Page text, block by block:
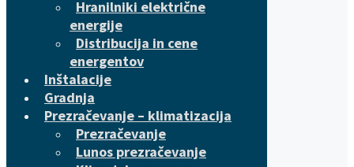
Hranilniki električne
energije
Distribucija in cene
energentov
Inštalacije
Gradnja
Prezračevanje – klimatizacija
Prezračevanje
Lunos prezračevanje